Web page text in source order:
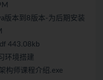
版本到8版本-为后期安装
443.08kb
环境搭建
构师课程介绍.exe